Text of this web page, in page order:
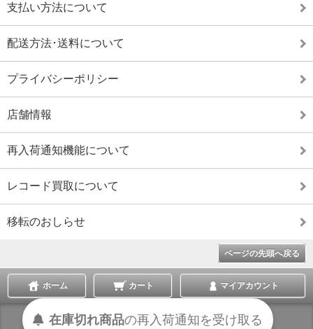
支払い方法について
配送方法･送料について
プライバシーポリシー
店舗情報
再入荷通知機能について
レコード買取について
移転のおしらせ
ページの先頭へ戻る
ホーム カート マイアカウント
表示切替 :スマートフォン|PC版
在庫切れ商品の再入荷通知を受け取る